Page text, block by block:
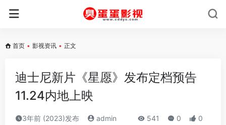
首页 • 影视资讯 • 正文
迪士尼新片《星愿》发布定档预告
11.24内地上映
3年前 (2023)发布 admin 541 0 0